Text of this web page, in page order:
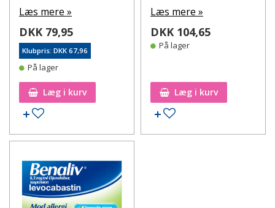
Læs mere »
DKK 79,95
Klubpris: DKK 67,96
På lager
Læg i kurv
Tilføj til ønskeseddel
Læs mere »
DKK 104,65
På lager
Læg i kurv
Tilføj til ønskeseddel